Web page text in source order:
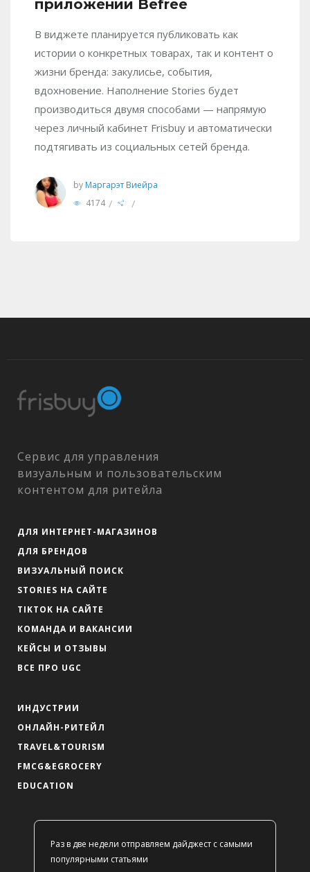
приложении Befree
В виджете планируется публиковать как
истории о конкретных товарах, так и контент о
жизни бренда: закулисье, события,
вдохновение. Наполнение Stories будет
производиться двумя способами — напрямую
через личный кабинет Frisbuy и автоматически
подтягивать из социальных сетей бренда.
by Маргарэт Виейра
4174 / /
Сервис для управления
визуальным и пользовательским
контентом для ритейла
ДЛЯ ИНТЕРНЕТ-МАГАЗИНОВ
ДЛЯ БРЕНДОВ
ВИЗУАЛЬНЫЙ ПОИСК
STORIES НА САЙТЕ
TIKTOK НА САЙТЕ
КОМАНДА И ВАКАНСИИ
КЕЙСЫ И ОТЗЫВЫ
ВСЕ ПРО UGC
ИНДУСТРИИ
ОНЛАЙН-РИТЕЙЛ
TRAVEL&TOURISM
FMCG&EGROCERY
EDUCATION
Раз в две недели отправляем дайджест с самыми
популярными статьями